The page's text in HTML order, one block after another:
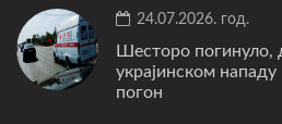
24.07.2026. год.
Шесторо погинуло,
украјинском нападу
погон